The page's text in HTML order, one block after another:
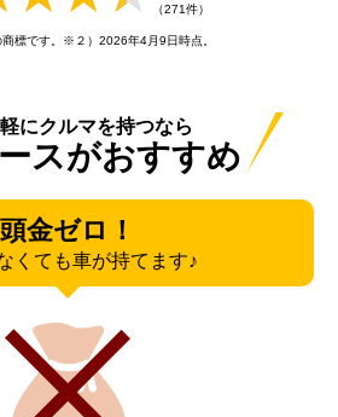
（271件）
標です。※２） 2026年4月9日時点。
にクルマを持つなら
スがおすすめ
頭金ゼロ！
くても車が持てます♪